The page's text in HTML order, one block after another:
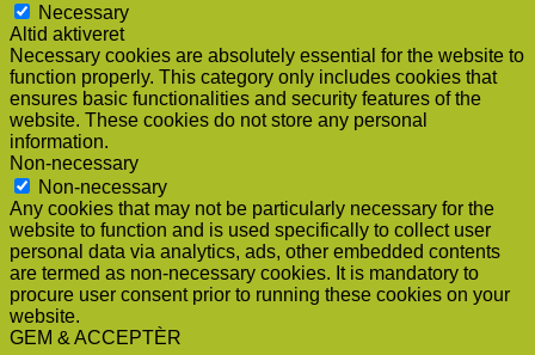
Necessary
Altid aktiveret
Necessary cookies are absolutely essential for the website to
function properly. This category only includes cookies that
ensures basic functionalities and security features of the
website. These cookies do not store any personal
information.
Non-necessary
Non-necessary
Any cookies that may not be particularly necessary for the
website to function and is used specifically to collect user
personal data via analytics, ads, other embedded contents
are termed as non-necessary cookies. It is mandatory to
procure user consent prior to running these cookies on your
website.
GEM & ACCEPTÈR